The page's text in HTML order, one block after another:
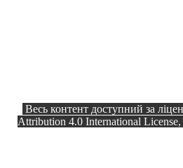
Весь контент доступний за
Attribution 4.0 International